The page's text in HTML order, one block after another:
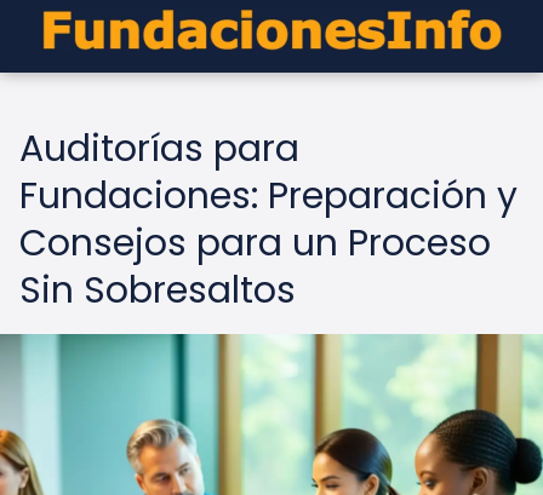
Auditorías para
Fundaciones: Preparación y
Consejos para un Proceso
Sin Sobresaltos